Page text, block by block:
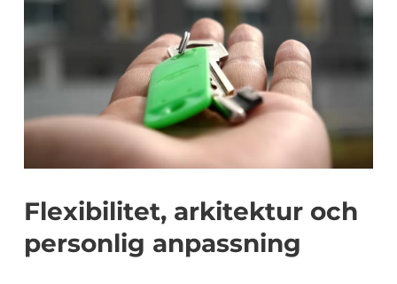
Flexibilitet, arkitektur och
personlig anpassning